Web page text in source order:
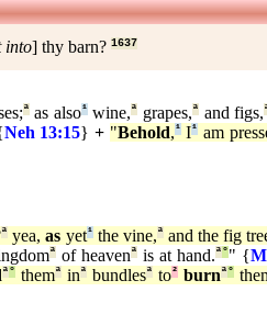
into] thy barn? 1637
ªas also¹wine,ª grapes,ª and figs,
Neh 13:15} + "Behold,¹I¹ am
ª yea,as yet¹the vine,ª and the fig
ª of heavenª is at hand.ª°" {
ª° themª inª bundlesª to² burnª°